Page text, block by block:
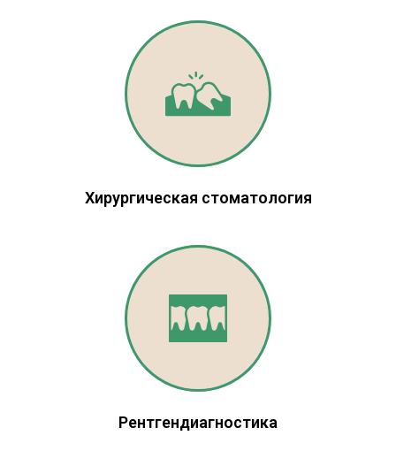
Хирургическая стоматология
Рентгендиагностика